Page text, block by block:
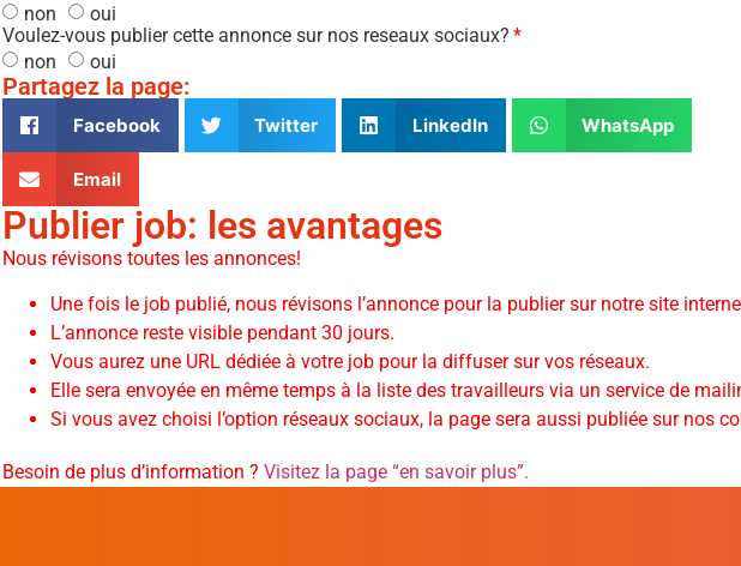
non
oui
Voulez-vous publier cette annonce sur nos reseaux sociaux?
non
oui
Partagez la page:
Facebook Twitter LinkedIn WhatsApp
Email
Publier job: les avantages
Nous révisons toutes les annonces!
Une fois le job publié, nous révisons l’annonce pour la publier sur notre site
L’annonce reste visible pendant 30 jours.
Vous aurez une URL dédiée à votre job pour la diffuser sur vos réseaux.
Elle sera envoyée en même temps à la liste des travailleurs via un service de
Si vous avez choisi l’option réseaux sociaux, la page sera aussi publiée sur nos
Besoin de plus d’information ? Visitez la page “en savoir plus”.